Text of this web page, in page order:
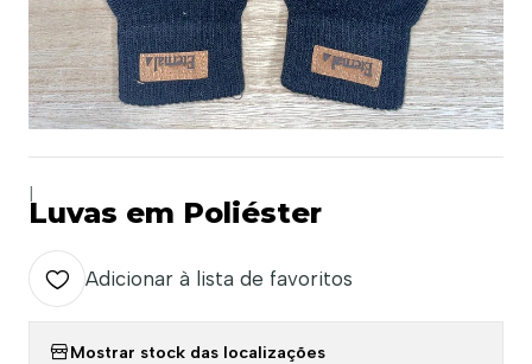
Luvas em Poliéster
Adicionar à lista de favoritos
Mostrar stock das localizações